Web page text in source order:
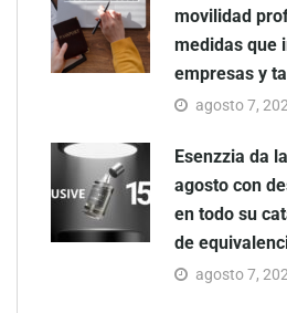
movilidad
medidas que
empresas y
agosto 7,
Esenzzia da
agosto con
en todo su
de
agosto 7,